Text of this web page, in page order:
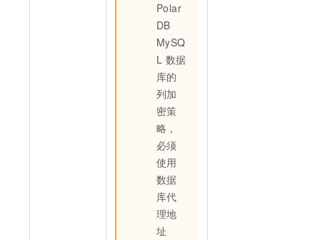
Polar
DB
MySQ
L 数据
库的
列加
密策
略，
必须
使用
数据
库代
理地
址